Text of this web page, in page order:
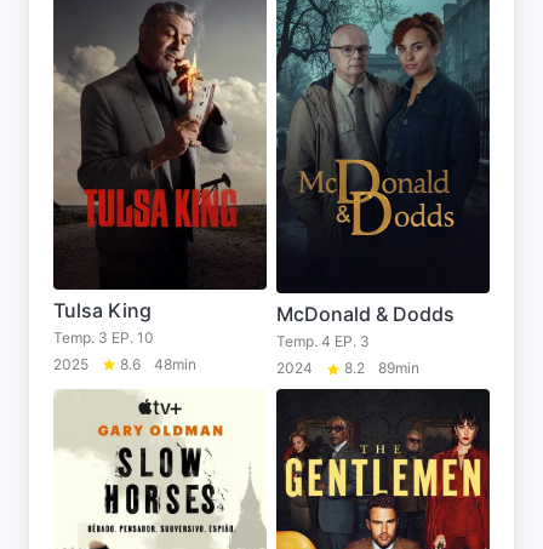
Tulsa King
Temp. 3 EP. 10
2025
8.6 48min
McDonald & Dodds
Temp. 4 EP. 3
2024
8.2 89min